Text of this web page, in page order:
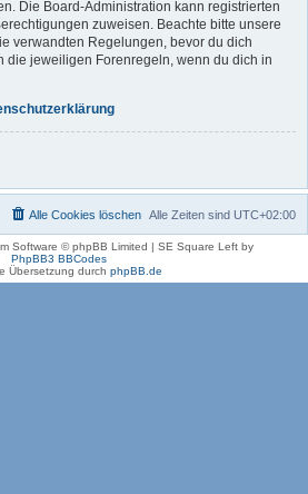
Die Board-Administration kann registrierten
zuweisen. Beachte bitte unsere
verwandten Regelungen, bevor du dich
die jeweiligen Forenregeln, wenn du dich in
Alle Zeiten sind UTC+02:00
Alle Cookies löschen
Software © phpBB Limited | SE Square Left by
PhpBB3 BBCodes
Übersetzung durch phpBB.de